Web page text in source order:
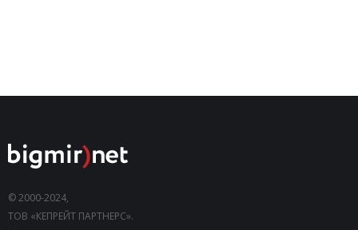
© 2000-2024,
ТОВ «КЕПРЕЙТ ПАРТНЕРС».